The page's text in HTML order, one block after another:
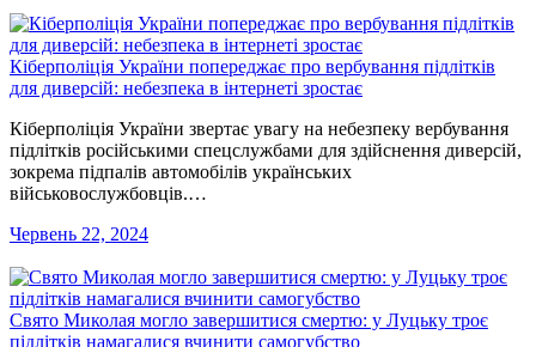
Кіберполіція України попереджає про вербування підлітків
для диверсій: небезпека в інтернеті зростає
Кіберполіція України звертає увагу на небезпеку вербування
підлітків російськими спецслужбами для здійснення диверсій,
зокрема підпалів автомобілів українських
військовослужбовців.…
Червень 22, 2024
Свято Миколая могло завершитися смертю: у Луцьку троє
підлітків намагалися вчинити самогубство